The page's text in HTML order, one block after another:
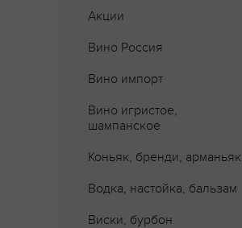
Акции
Вино Россия
Вино импорт
Вино игристое,
шампанское
Коньяк, бренди, арманьяк
Водка, настойка, бальзам
Виски, бурбон